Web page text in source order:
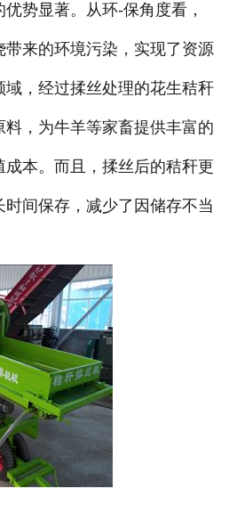
势显著。从环-保角度看，
来的环境污染，实现了资源
，经过揉丝处理的花生秸秆
，为牛羊等家畜提供丰富的
本。而且，揉丝后的秸秆更
间保存，减少了因储存不当